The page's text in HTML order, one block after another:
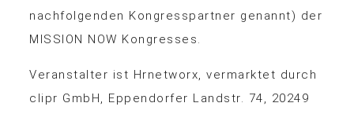
nachfolgenden Kongresspartner genannt) der
MISSION NOW Kongresses.
Veranstalter ist Hrnetworx, vermarktet durch
clipr GmbH, Eppendorfer Landstr. 74, 20249